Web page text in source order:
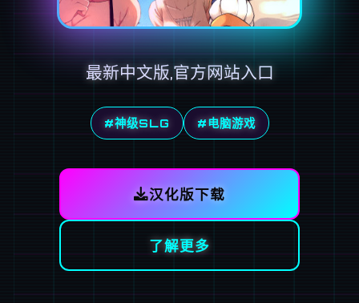
最新中文版,官方网站入口
#神级SLG #电脑游戏
汉化版下载
了解更多